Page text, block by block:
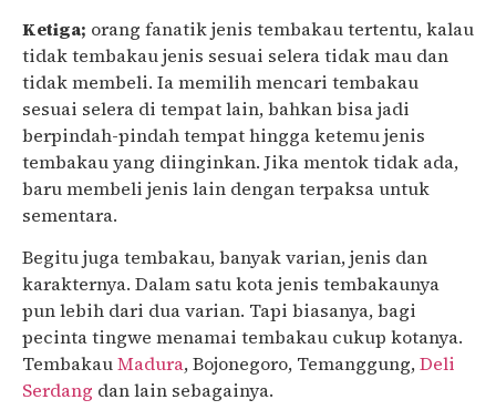
Ketiga; orang fanatik jenis tembakau tertentu, kalau
tidak tembakau jenis sesuai selera tidak mau dan
tidak membeli. Ia memilih mencari tembakau
sesuai selera di tempat lain, bahkan bisa jadi
berpindah-pindah tempat hingga ketemu jenis
tembakau yang diinginkan. Jika mentok tidak ada,
baru membeli jenis lain dengan terpaksa untuk
sementara.
Begitu juga tembakau, banyak varian, jenis dan
karakternya. Dalam satu kota jenis tembakaunya
pun lebih dari dua varian. Tapi biasanya, bagi
pecinta tingwe menamai tembakau cukup kotanya.
TembakauMadura, Bojonegoro, Temanggung,Deli
Serdang dan lain sebagainya.